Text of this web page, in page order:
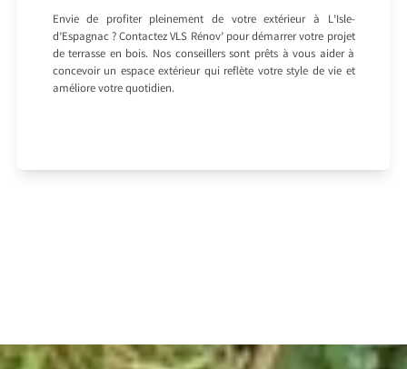
Envie de profiter pleinement de votre extérieur à L’Isle-
d’Espagnac ? Contactez VLS Rénov’ pour démarrer votre projet
de terrasse en bois. Nos conseillers sont prêts à vous aider à
concevoir un espace extérieur qui reflète votre style de vie et
améliore votre quotidien.